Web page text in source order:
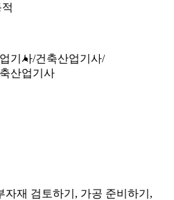
기사 건축산업기사
산업기사
자재 검토하기, 가공 준비하기,